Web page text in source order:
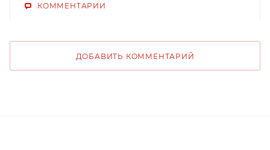
КОММЕНТАРИИ
ДОБАВИТЬ КОММЕНТАРИЙ